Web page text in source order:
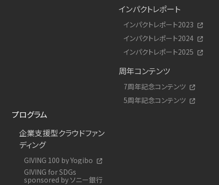
インパクトレポート
インパクトレポート2023
インパクトレポート2024
インパクトレポート2025
周年コンテンツ
7周年記念コンテンツ
5周年記念コンテンツ
プログラム
企業支援型クラウドファン
ディング
GIVING 100 by Yogibo
GIVING for SDGs
sponsored by ソニー銀行